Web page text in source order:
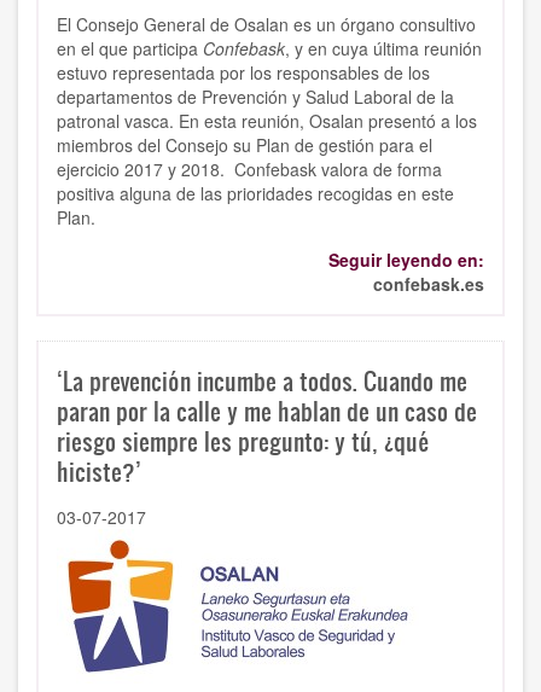
El Consejo General de Osalan es un órgano consultivo
en el que participa Confebask, y en cuya última reunión
estuvo representada por los responsables de los
departamentos de Prevención y Salud Laboral de la
patronal vasca. En esta reunión, Osalan presentó a los
miembros del Consejo su Plan de gestión para el
ejercicio 2017 y 2018. Confebask valora de forma
positiva alguna de las prioridades recogidas en este
Plan.
Seguir leyendo en:
confebask.es
‘La prevención incumbe a todos. Cuando me
paran por la calle y me hablan de un caso de
riesgo siempre les pregunto: y tú, ¿qué
hiciste?’
03-07-2017